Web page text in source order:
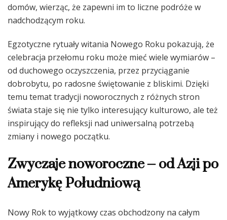
domów, wierząc, że zapewni im to liczne podróże w
nadchodzącym roku.
Egzotyczne rytuały witania Nowego Roku pokazują, że
celebracja przełomu roku może mieć wiele wymiarów –
od duchowego oczyszczenia, przez przyciąganie
dobrobytu, po radosne świętowanie z bliskimi. Dzięki
temu temat tradycji noworocznych z różnych stron
świata staje się nie tylko interesujący kulturowo, ale też
inspirujący do refleksji nad uniwersalną potrzebą
zmiany i nowego początku.
Zwyczaje noworoczne – od Azji po
Amerykę Południową
Nowy Rok to wyjątkowy czas obchodzony na całym